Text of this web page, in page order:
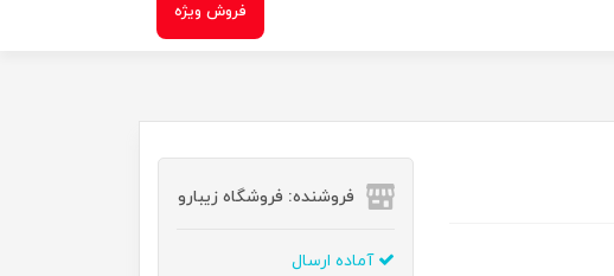
فروش ویژه
فروشنده: فروشگاه زیبارو
آماده ارسال